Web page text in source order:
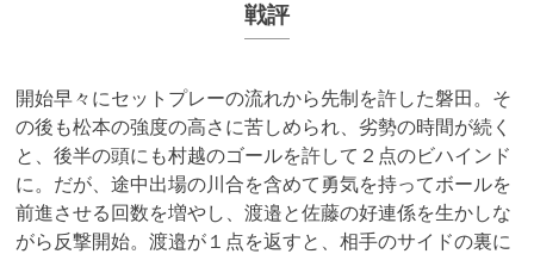
戦評
開始早々にセットプレーの流れから先制を許した磐田。そ
の後も松本の強度の高さに苦しめられ、劣勢の時間が続く
と、後半の頭にも村越のゴールを許して２点のビハインド
に。だが、途中出場の川合を含めて勇気を持ってボールを
前進させる回数を増やし、渡邉と佐藤の好連係を生かしな
がら反撃開始。渡邉が１点を返すと、相手のサイドの裏に